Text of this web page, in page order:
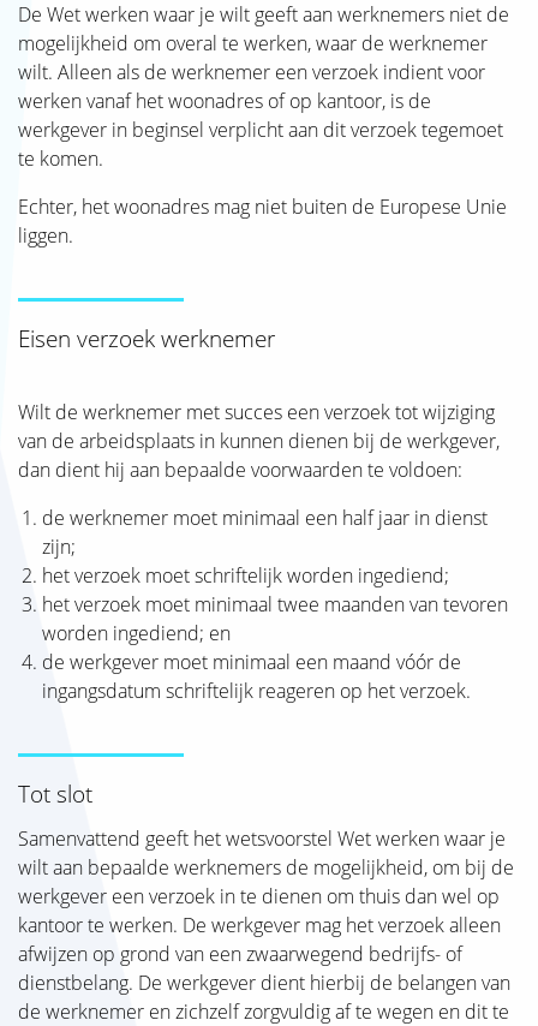
De Wet werken waar je wilt geeft aan werknemers niet de
mogelijkheid om overal te werken, waar de werknemer
wilt. Alleen als de werknemer een verzoek indient voor
werken vanaf het woonadres of op kantoor, is de
werkgever in beginsel verplicht aan dit verzoek tegemoet
te komen.
Echter, het woonadres mag niet buiten de Europese Unie
liggen.
Eisen verzoek werknemer
Wilt de werknemer met succes een verzoek tot wijziging
van de arbeidsplaats in kunnen dienen bij de werkgever,
dan dient hij aan bepaalde voorwaarden te voldoen:
de werknemer moet minimaal een half jaar in dienst
zijn;
het verzoek moet schriftelijk worden ingediend;
het verzoek moet minimaal twee maanden van tevoren
worden ingediend; en
de werkgever moet minimaal een maand vóór de
ingangsdatum schriftelijk reageren op het verzoek.
Tot slot
Samenvattend geeft het wetsvoorstel Wet werken waar je
wilt aan bepaalde werknemers de mogelijkheid, om bij de
werkgever een verzoek in te dienen om thuis dan wel op
kantoor te werken. De werkgever mag het verzoek alleen
afwijzen op grond van een zwaarwegend bedrijfs- of
dienstbelang. De werkgever dient hierbij de belangen van
de werknemer en zichzelf zorgvuldig af te wegen en dit te